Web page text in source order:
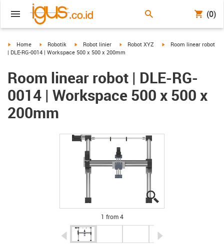
(0)
igus-icon-arrow-right
Home igus-icon-arrow-right
Robotik igus-icon-arrow-right
Robot linier igus-icon-arrow-right
Robot XYZ igus-icon-arrow-right
Room linear robot
| DLE-RG-0014 | Workspace 500 x 500 x 200mm
Room linear robot | DLE-RG-
0014 | Workspace 500 x 500 x
200mm
1 from 4
igus-icon-arrow-left